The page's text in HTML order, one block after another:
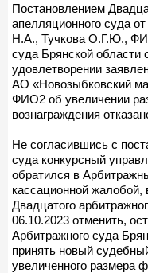
Постановлением
апелляционного суда
Н.А., Тучкова О.Г.Ю.,
суда Брянской области
удовлетворении
АО «Новозыбковский
ФИО2 об увеличении
вознаграждения
Не согласившись с
суда конкурсный
обратился в
кассационной жалобой,
Двадцатого
06.10.2023 отменить,
Арбитражного суда
принять новый
увеличенного размера